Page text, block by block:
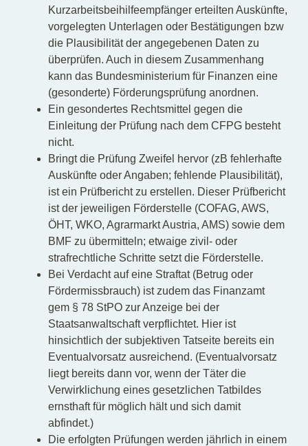
Kurzarbeitsbeihilfeempfänger erteilten Auskünfte,
vorgelegten Unterlagen oder Bestätigungen bzw
die Plausibilität der angegebenen Daten zu
überprüfen. Auch in diesem Zusammenhang
kann das Bundesministerium für Finanzen eine
(gesonderte) Förderungsprüfung anordnen.
Ein gesondertes Rechtsmittel gegen die
Einleitung der Prüfung nach dem CFPG besteht
nicht.
Bringt die Prüfung Zweifel hervor (zB fehlerhafte
Auskünfte oder Angaben; fehlende Plausibilität),
ist ein Prüfbericht zu erstellen. Dieser Prüfbericht
ist der jeweiligen Förderstelle (COFAG, AWS,
ÖHT, WKO, Agrarmarkt Austria, AMS) sowie dem
BMF zu übermitteln; etwaige zivil- oder
strafrechtliche Schritte setzt die Förderstelle.
Bei Verdacht auf eine Straftat (Betrug oder
Fördermissbrauch) ist zudem das Finanzamt
gem § 78 StPO zur Anzeige bei der
Staatsanwaltschaft verpflichtet. Hier ist
hinsichtlich der subjektiven Tatseite bereits ein
Eventualvorsatz ausreichend. (Eventualvorsatz
liegt bereits dann vor, wenn der Täter die
Verwirklichung eines gesetzlichen Tatbildes
ernsthaft für möglich hält und sich damit
abfindet.)
Die erfolgten Prüfungen werden jährlich in einem